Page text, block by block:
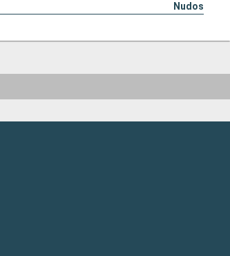
Nudos